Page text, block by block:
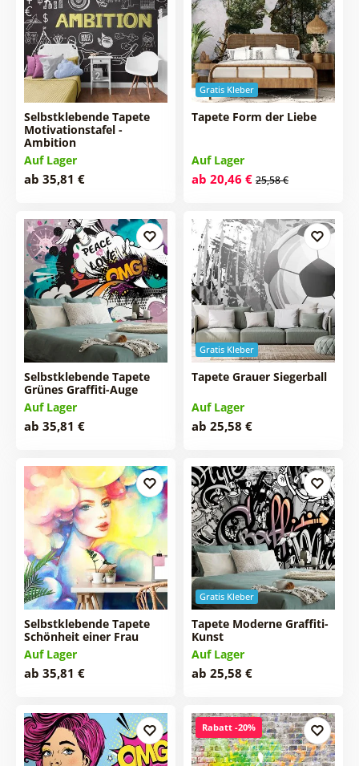
Selbstklebende Tapete
Motivationstafel -
Ambition
Auf Lager
ab 35,81 €
Gratis Kleber
Tapete Form der Liebe
Auf Lager
ab 20,46 € 25,58 €
Selbstklebende Tapete
Grünes Graffiti-Auge
Auf Lager
ab 35,81 €
Gratis Kleber
Tapete Grauer Siegerball
Auf Lager
ab 25,58 €
Selbstklebende Tapete
Schönheit einer Frau
Auf Lager
ab 35,81 €
Gratis Kleber
Tapete Moderne Graffiti-
Kunst
Auf Lager
ab 25,58 €
Rabatt -20%